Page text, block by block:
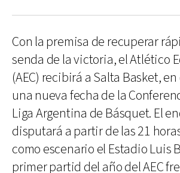
Con la premisa de recuperar
senda de la victoria, el Atlético
(AEC) recibirá a Salta Basket,
una nueva fecha de la
Liga Argentina de Básquet. El
disputará a partir de las 21
como escenario el Estadio Luis
primer partid del año del AEC